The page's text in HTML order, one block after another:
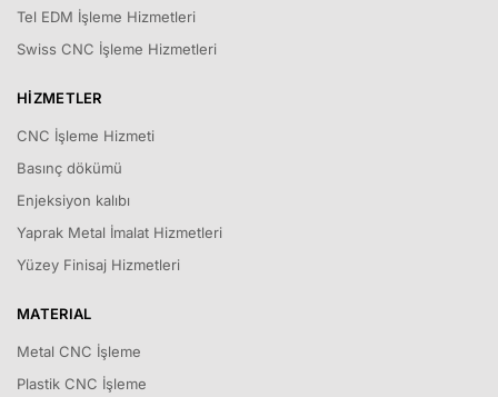
Tel EDM İşleme Hizmetleri
Swiss CNC İşleme Hizmetleri
HIZMETLER
CNC İşleme Hizmeti
Basınç dökümü
Enjeksiyon kalıbı
Yaprak Metal İmalat Hizmetleri
Yüzey Finisaj Hizmetleri
MATERIAL
Metal CNC İşleme
Plastik CNC İşleme